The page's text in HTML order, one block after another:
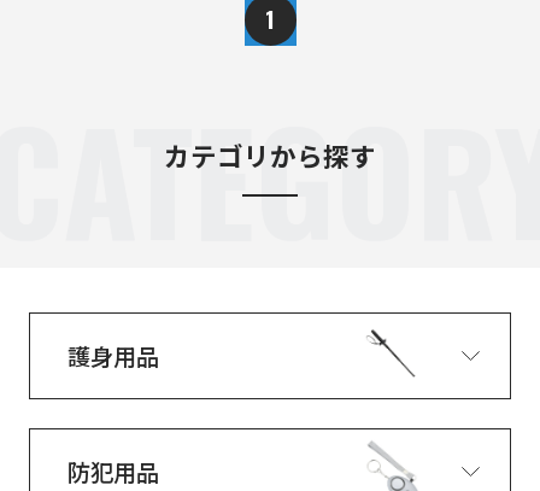
1
カテゴリから探す
護身用品
防犯用品